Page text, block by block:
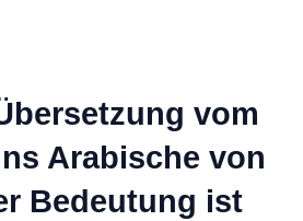
vom
Arabische von
Bedeutung ist